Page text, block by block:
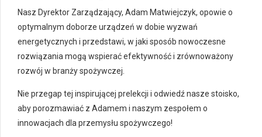
Nasz Dyrektor Zarządzający, Adam Matwiejczyk, opowie o
optymalnym doborze urządzeń w dobie wyzwań
energetycznych i przedstawi, w jaki sposób nowoczesne
rozwiązania mogą wspierać efektywność i zrównoważony
rozwój w branży spożywczej.
Nie przegap tej inspirującej prelekcji i odwiedź nasze stoisko,
aby porozmawiać z Adamem i naszym zespołem o
innowacjach dla przemysłu spożywczego!